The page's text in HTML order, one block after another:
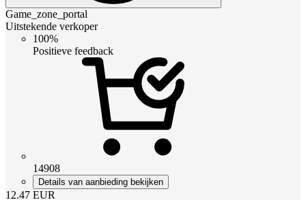
Game_zone_portal
Uitstekende verkoper
100%
Positieve feedback
14908
Details van aanbieding bekijken
12.47 EUR